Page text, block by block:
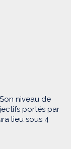
niveau de
portés par
lieu sous 4